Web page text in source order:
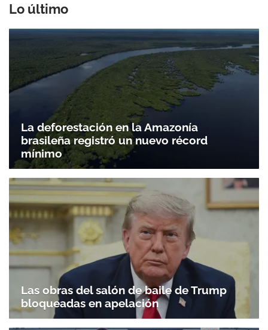
Lo último
La deforestación en la Amazonía
brasileña registró un nuevo récord
mínimo
Las obras del salón de baile de Trump
bloqueadas en apelación